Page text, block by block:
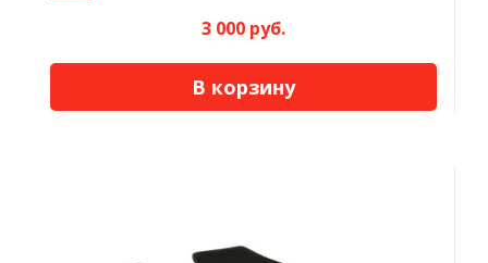
3 000 руб.
В корзину